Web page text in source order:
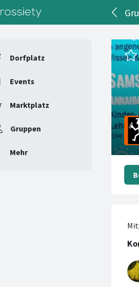
Dorfplatz
Events
Marktplatz
Gruppen
Mehr